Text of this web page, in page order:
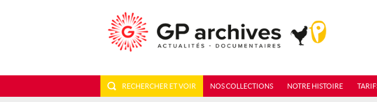
RECHERCHER ET VOIR NOS COLLECTIONS NOTRE HISTOIRE